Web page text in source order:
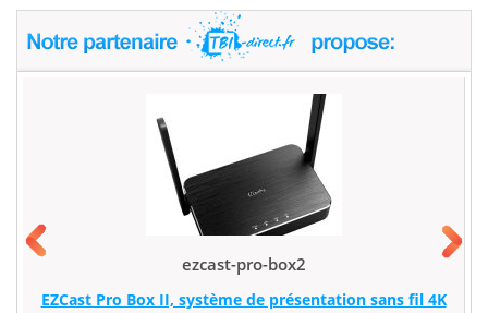
ezcast-pro-box2
EZCast Pro Box II, système de présentation sans fil 4K